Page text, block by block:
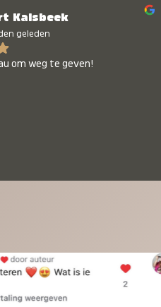
Kalsbeek
geleden
om weg te geven!